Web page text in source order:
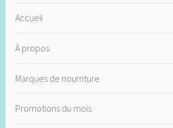
Accueil
À propos
Marques de nourriture
Promotions du mois